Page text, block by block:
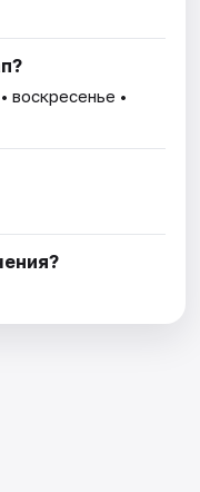
• воскресенье •